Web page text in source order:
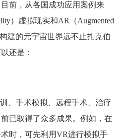
前，从各国成功应用案例来
）虚拟现实和AR（Augmented
建的元宇宙世界远不止扎克伯
还是：
、手术模拟、远程手术、治疗
已取得了众多成果。例如，在
时，可先利用VR进行模拟手